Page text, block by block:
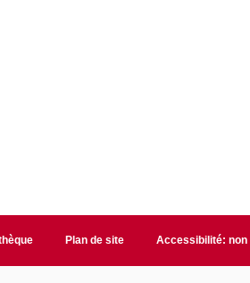
Plan de site Accessibilité: non